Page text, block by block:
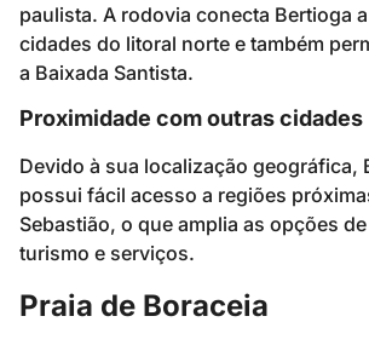
paulista. A rodovia conecta Bertioga
cidades do litoral norte e também
a Baixada Santista.
Proximidade com outras cidades
Devido à sua localização geográfica,
possui fácil acesso a regiões
Sebastião, o que amplia as opções
turismo e serviços.
Praia de Boraceia